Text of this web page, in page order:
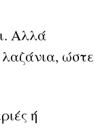
Αλλά
ώστε
ή